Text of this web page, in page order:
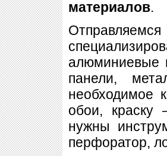
материалов.
алюминиевые
панели,
необходимое
обои, краску
нужны
перфоратор,